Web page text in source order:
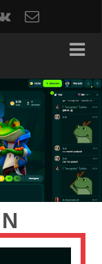
vk
contact